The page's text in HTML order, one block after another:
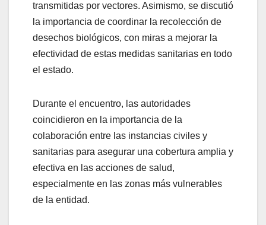
transmitidas por vectores. Asimismo, se discutió
la importancia de coordinar la recolección de
desechos biológicos, con miras a mejorar la
efectividad de estas medidas sanitarias en todo
el estado.
Durante el encuentro, las autoridades
coincidieron en la importancia de la
colaboración entre las instancias civiles y
sanitarias para asegurar una cobertura amplia y
efectiva en las acciones de salud,
especialmente en las zonas más vulnerables
de la entidad.